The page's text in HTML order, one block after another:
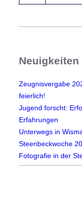
Neuigkeiten
Zeugnisvergabe
feierlich!
Jugend forscht:
Erfahrungen
Unterwegs in
Steenbeckwoche
Fotografie in der